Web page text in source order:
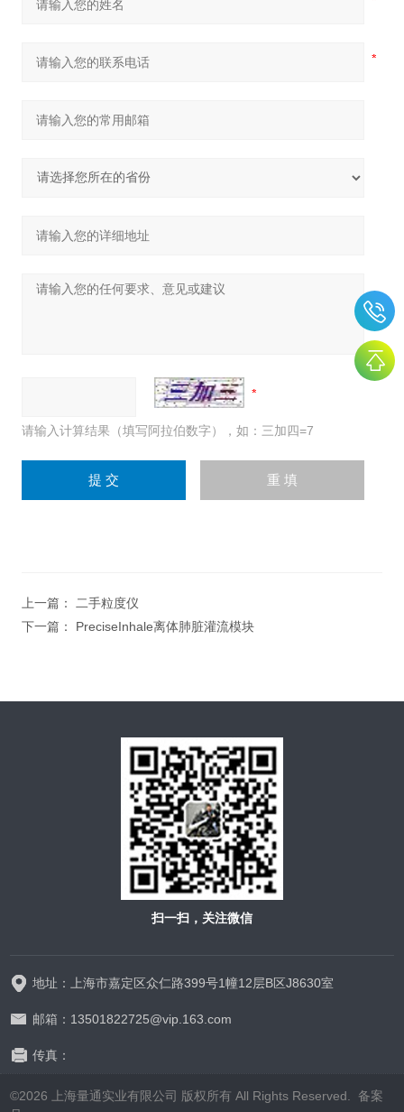
请输入计算结果（填写阿拉伯数字），如：三加四=7
上一篇： 二手粒度仪
下一篇： PreciseInhale离体肺脏灌流模块
扫一扫，关注微信
地址：上海市嘉定区众仁路399号1幢12层B区J8630室
邮箱：13501822725@vip.163.com
传真：
©2026 上海量通实业有限公司 版权所有 All Rights Reserved. 备案